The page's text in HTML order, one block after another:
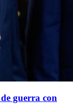
guerra con